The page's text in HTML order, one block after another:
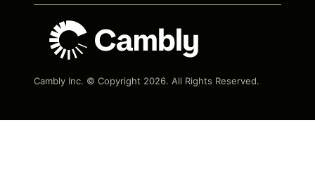
Cambly Inc. © Copyright 2026. All Rights Reserved.